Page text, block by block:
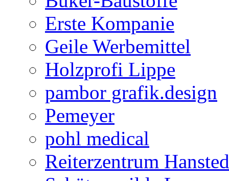
Erste Kompanie
Geile Werbemittel
Holzprofi Lippe
pambor grafik.design
Pemeyer
pohl medical
Reiterzentrum